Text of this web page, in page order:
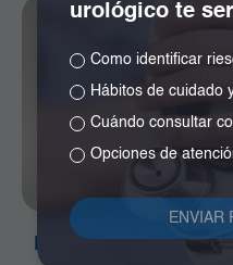
Dr. Alfonso Correa
urológico te
Como identificar
Hábitos de cuidado
Cuándo consultar
Opciones de